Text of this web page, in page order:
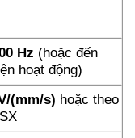
Hz (hoặc đến
hoạt động)
(mm/s) hoặc theo